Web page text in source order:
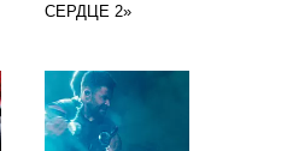
СЕРДЦЕ 2»